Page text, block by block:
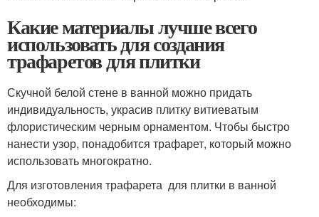
Какие материалы лучше всего
использовать для создания
трафаретов для плитки
Скучной белой стене в ванной можно придать
индивидуальность, украсив плитку витиеватым
флористическим черным орнаментом. Чтобы быстро
нанести узор, понадобится трафарет, который можно
использовать многократно.
Для изготовления трафарета для плитки в ванной
необходимы: